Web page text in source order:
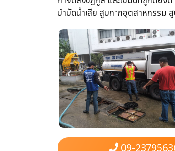
บำบัดน้ำเสีย​ สูบกากอุตสาหกรรม​
09-